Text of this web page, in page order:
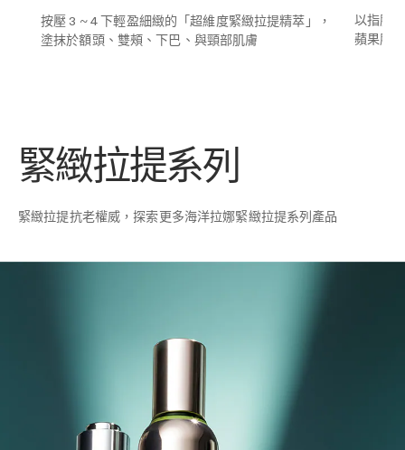
按壓 3 ~ 4 下輕盈細緻的「超維度緊緻拉提精萃」，
塗抹於額頭、雙頰、下巴、與頸部肌膚
以指腹
蘋果肌
緊緻拉提系列
緊緻拉提抗老權威，探索更多海洋拉娜緊緻拉提系列產品